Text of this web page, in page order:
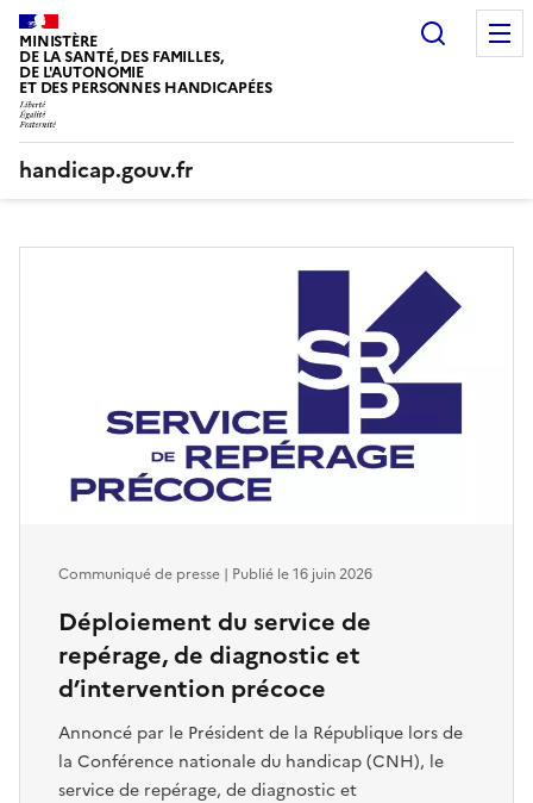
Panneau de gestion des cookies
MINISTÈRE
DE LA SANTÉ, DES FAMILLES,
DE L'AUTONOMIE
ET DES PERSONNES HANDICAPÉES
handicap.gouv.fr
Déploiement du service de
repérage, de diagnostic et
d’intervention précoce
Annoncé par le Président de la République lors de
la Conférence nationale du handicap (CNH), le
service de repérage, de diagnostic et
Communiqué de presse | Publié le16 juin 2026